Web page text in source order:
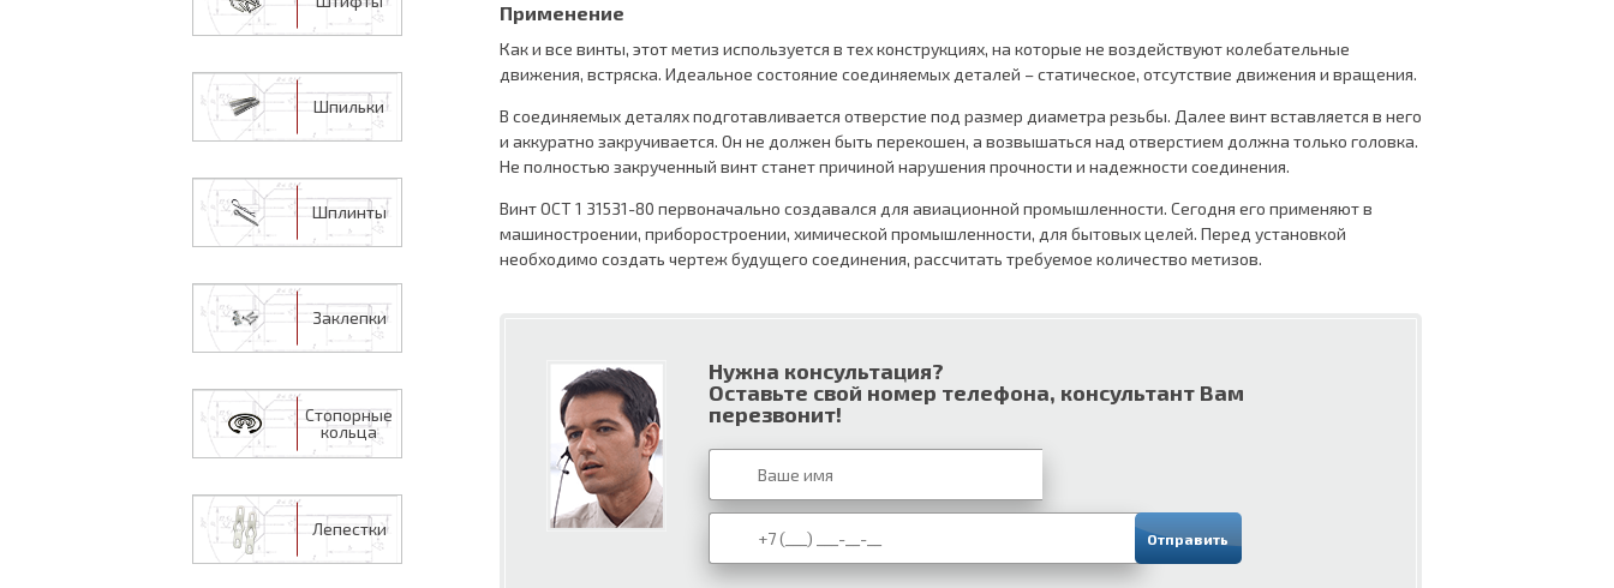
Шпильки
Шплинты
Заклепки
Стопорные
кольца
Лепестки
Применение
Как и все винты, этот метиз используется в тех конструкциях, на которые не воздействуют колебательные
движения, встряска. Идеальное состояние соединяемых деталей – статическое, отсутствие движения и вращения.
В соединяемых деталях подготавливается отверстие под размер диаметра резьбы. Далее винт вставляется в него
и аккуратно закручивается. Он не должен быть перекошен, а возвышаться над отверстием должна только головка.
Не полностью закрученный винт станет причиной нарушения прочности и надежности соединения.
Винт ОСТ 1 31531-80 первоначально создавался для авиационной промышленности. Сегодня его применяют в
машиностроении, приборостроении, химической промышленности, для бытовых целей. Перед установкой
необходимо создать чертеж будущего соединения, рассчитать требуемое количество метизов.
Нужна консультация?
Оставьте свой номер телефона, консультант Вам
перезвонит!